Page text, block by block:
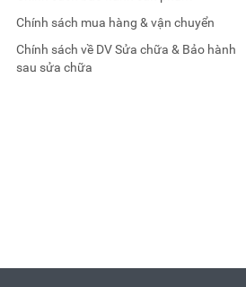
Chính sách mua hàng & vận chuyển
Chính sách về DV Sửa chữa & Bảo hành
sau sửa chữa